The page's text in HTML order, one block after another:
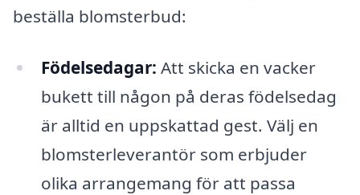
beställa blomsterbud:
Födelsedagar: Att skicka en vacker
bukett till någon på deras födelsedag
är alltid en uppskattad gest. Välj en
blomsterleverantör som erbjuder
olika arrangemang för att passa